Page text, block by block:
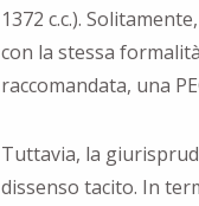
1372 c.c.).
con la stessa
raccomandata, una
Tuttavia, la
dissenso tacito. In